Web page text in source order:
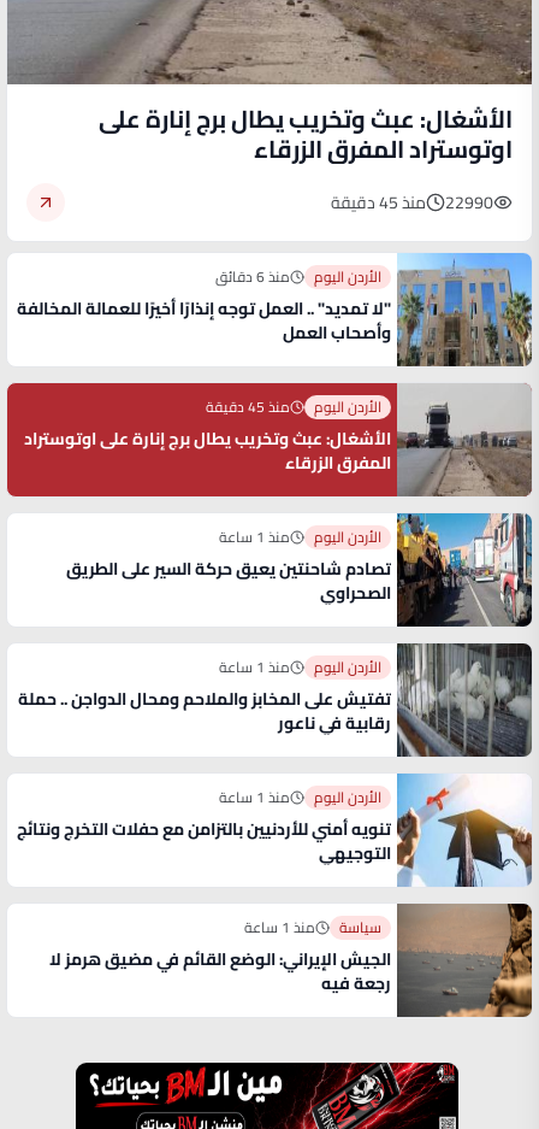
الأشغال: عبث وتخريب يطال برج إنارة على
اوتوستراد المفرق الزرقاء
22990 منذ 45 دقيقة
الأردن اليوم منذ 6 دقائق
"لا تمديد" .. العمل توجه إنذارًا أخيرًا للعمالة المخالفة
وأصحاب العمل
الأردن اليوم منذ 45 دقيقة
الأشغال: عبث وتخريب يطال برج إنارة على اوتوستراد
المفرق الزرقاء
الأردن اليوم منذ 1 ساعة
تصادم شاحنتين يعيق حركة السير على الطريق
الصحراوي
الأردن اليوم منذ 1 ساعة
تفتيش على المخابز والملاحم ومحال الدواجن .. حملة
رقابية في ناعور
الأردن اليوم منذ 1 ساعة
تنويه أمني للأردنيين بالتزامن مع حفلات التخرج ونتائج
التوجيهي
سياسة منذ 1 ساعة
الجيش الإيراني: الوضع القائم في مضيق هرمز لا
رجعة فيه